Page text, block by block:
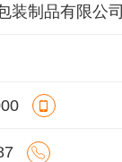
装制品有限公司